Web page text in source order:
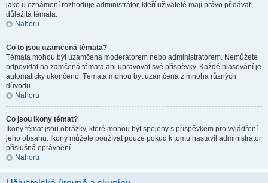
jako u oznámení rozhoduje administrátor, kteří uživatelé mají právo přidávat
důležitá témata.
Nahoru
Co to jsou uzamčená témata?
Témata mohou být uzamčena moderátorem nebo administrátorem. Nemůžete
odpovídat na zamčená témata ani upravovat své příspěvky. Každé hlasování je
automaticky ukončeno. Témata mohou být uzamčena z mnoha různých
důvodů.
Nahoru
Co jsou ikony témat?
Ikony témat jsou obrázky, které mohou být spojeny s příspěvkem pro vyjádření
jeho obsahu. Ikony můžete používat pouze pokud k tomu nastavil administrátor
příslušná oprávnění.
Nahoru